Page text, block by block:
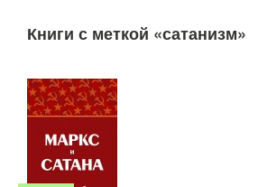
Книги с меткой «сатанизм»